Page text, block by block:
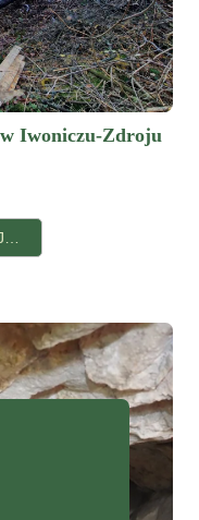
Iwoniczu-Zdroju